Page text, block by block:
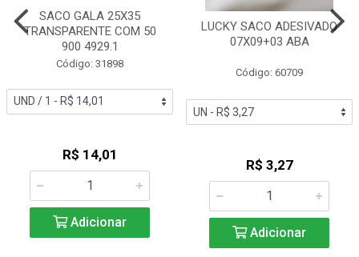
SACO GALA 25X35
TRANSPARENTE COM 50
900 4929.1
Código: 31898
R$ 14,01
Adicionar
LUCKY SACO ADESIVADO
07X09+03 ABA
Código: 60709
R$ 3,27
Adicionar